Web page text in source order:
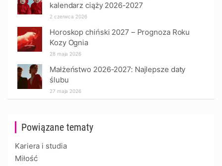
Powiązane tematy
Kariera i studia
Miłość
kalendarz ciąży 2026-2027
2 czerwca 2026
Horoskop chiński 2027 – Prognoza Roku
Kozy Ognia
28 maja 2026
Małżeństwo 2026-2027: Najlepsze daty
ślubu
27 maja 2026